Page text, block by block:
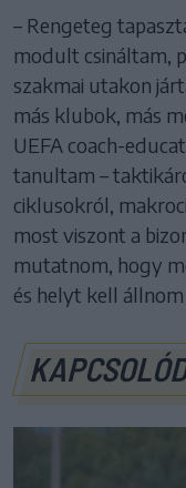
– Rengeteg
modult csináltam,
szakmai utakon
más klubok, más
UEFA coach-
tanultam –
ciklusokról,
most viszont a
mutatnom, hogy
és helyt kell